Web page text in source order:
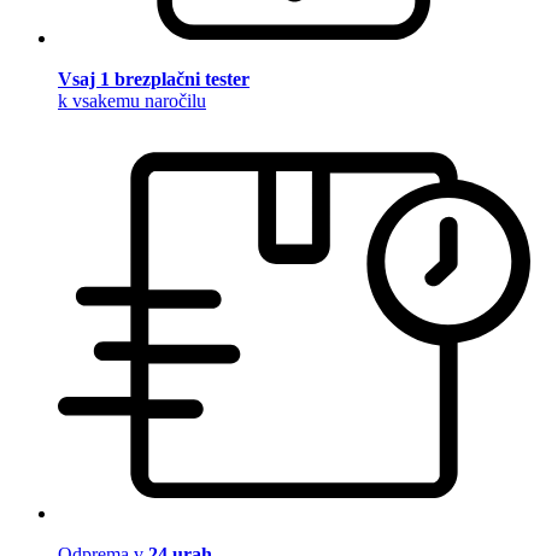
Vsaj 1 brezplačni tester
k vsakemu naročilu